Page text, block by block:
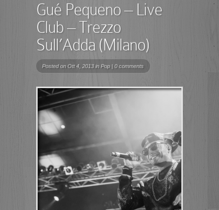
Gué Pequeno – Live
Club – Trezzo
Sull’Adda (Milano)
Posted on Ott 4, 2013 in Pop | 0 comments